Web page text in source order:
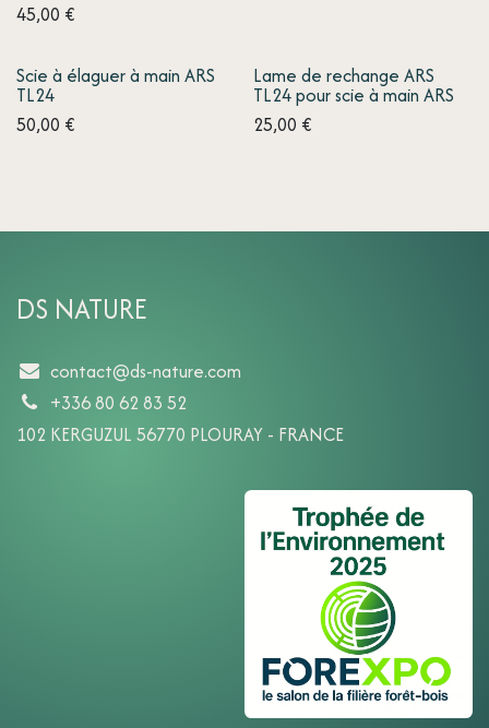
45,00 €
Scie à élaguer à main ARS
TL24
50,00 €
Lame de rechange ARS
TL24 pour scie à main ARS
25,00 €
DS NATURE
contact@ds-nature.com
+336 80 62 83 52
102 KERGUZUL 56770 PLOURAY - FRANCE